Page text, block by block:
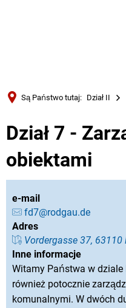
Są Państwo tutaj: Dział II
Dział 7 -
obiektami
e-mail
fd7@rodgau.de
Adres
Vordergasse 37, 63110
Inne informacje
Witamy Państwa w
również potocznie
komunalnymi. W dwóch